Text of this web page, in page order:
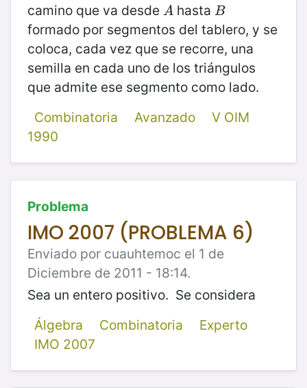
camino que va desde A
A hasta B
B
formado por segmentos del tablero, y se
coloca, cada vez que se recorre, una
semilla en cada uno de los triángulos
que admite ese segmento como lado.
Combinatoria
Avanzado
V OIM
1990
Problema
IMO 2007 (PROBLEMA 6)
Enviado por cuauhtemoc el 1 de
Diciembre de 2011 - 18:14.
Sea un entero positivo. Se considera
Álgebra
Combinatoria
Experto
IMO 2007